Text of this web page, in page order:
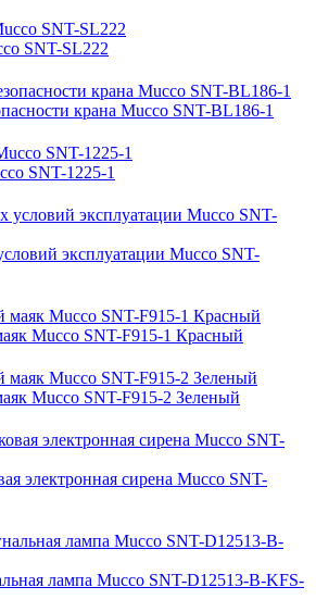
SNT-SL222
крана Mucco SNT-BL186-1
SNT-1225-1
эксплуатации Mucco SNT-
Mucco SNT-F915-1 Красный
Mucco SNT-F915-2 Зеленый
электронная сирена Mucco SNT-
лампа Mucco SNT-D12513-B-KFS-